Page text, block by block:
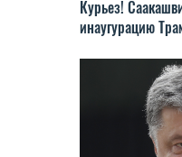
Курьез!
инаугурацию